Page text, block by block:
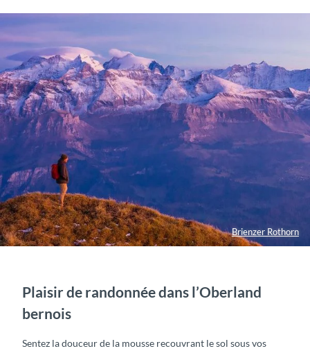
Brienzer Rothorn
Plaisir de randonnée dans l’Oberland
bernois
Sentez la douceur de la mousse recouvrant le sol sous vos